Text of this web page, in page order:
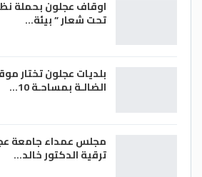
اوقاف عجلون بحملة
تحت شعار ” بيئة…
بلديات عجلون تختار
الضالـة بمساحـة 10…
مجلس عمداء جامعة
ترقية الدكتور خالد…